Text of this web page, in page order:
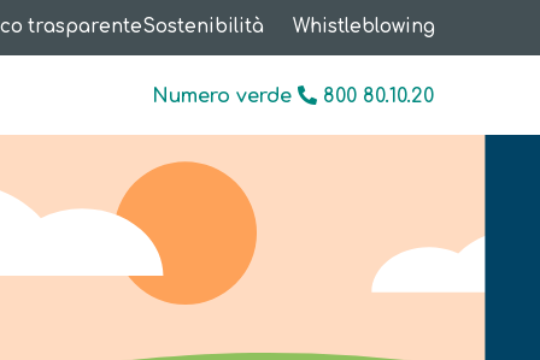
trasparenteSostenibilità Whistleblowing
Numero verde 800 80.10.20